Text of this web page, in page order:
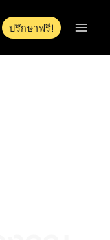
ปรึกษาฟรี!